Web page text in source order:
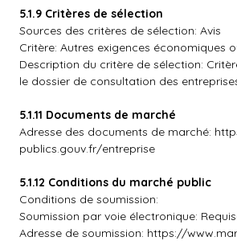
5.1.9 Critères de sélection
Sources des critères de sélection: Avis
Critère: Autres exigences économiques
Description du critère de sélection:
le dossier de consultation des
5.1.11 Documents de marché
Adresse des documents de marché:
publics.gouv.fr/entreprise
5.1.12 Conditions du marché public
Conditions de soumission:
Soumission par voie électronique:
Adresse de soumission: https://